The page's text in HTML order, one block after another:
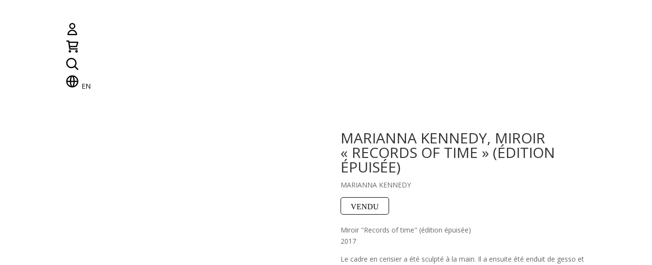
EN
MARIANNA KENNEDY, MIROIR
« RECORDS OF TIME » (ÉDITION
ÉPUISÉE)
MARIANNA KENNEDY
VENDU
Miroir "Records of time" (édition épuisée)
2017
Le cadre en cerisier a été sculpté à la main. Il a ensuite été enduit de gesso et